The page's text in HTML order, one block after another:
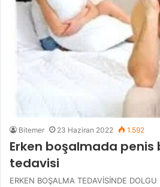
Bitemer 23 Haziran 2022 1.592
Erken boşalmada penis
tedavisi
ERKEN BOŞALMA TEDAVİSİNDE